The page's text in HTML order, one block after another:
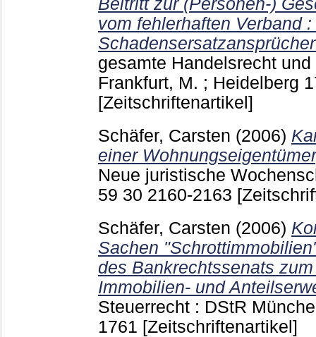
Beitritt zur (Personen-)
vom fehlerhaften Verband
gesamte Handelsrecht
Frankfurt, M. ; Heidelberg
[Zeitschriftenartikel]
Schäfer, Carsten (2006)
einer
Neue juristische
59 30 2160-2163
Schäfer, Carsten (2006)
Sachen
des Bankrechtssenats
Immobilien- und
Steuerrecht : DStR
1761 [Zeitschriftenartikel]